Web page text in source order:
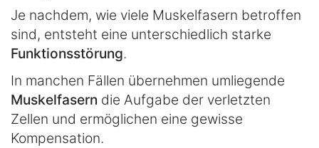
Je nachdem, wie viele Muskelfasern betroffen
sind, entsteht eine unterschiedlich starke
Funktionsstörung.
In manchen Fällen übernehmen umliegende
Muskelfasern die Aufgabe der verletzten
Zellen und ermöglichen eine gewisse
Kompensation.